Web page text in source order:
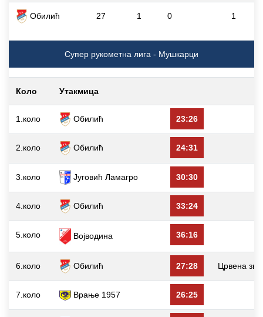
Обилић 27 1 0 1
Супер рукометна лига - Мушкарци
Коло Утакмица
1.коло Обилић 23:26
2.коло Обилић 24:31
3.коло Југовић Ламагро 30:30
4.коло Обилић 33:24
5.коло Војводина 36:16
6.коло Обилић 27:28 Црвена
7.коло Врање 1957 26:25